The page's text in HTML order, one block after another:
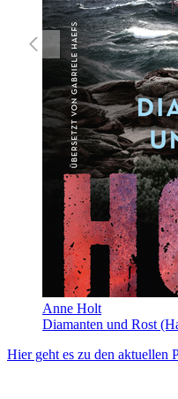
Anne Holt
Diamanten und Rost
Hier geht es zu den aktuellen